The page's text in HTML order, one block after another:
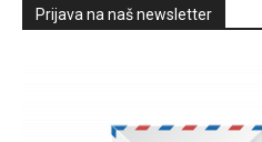
Prijava na naš newsletter